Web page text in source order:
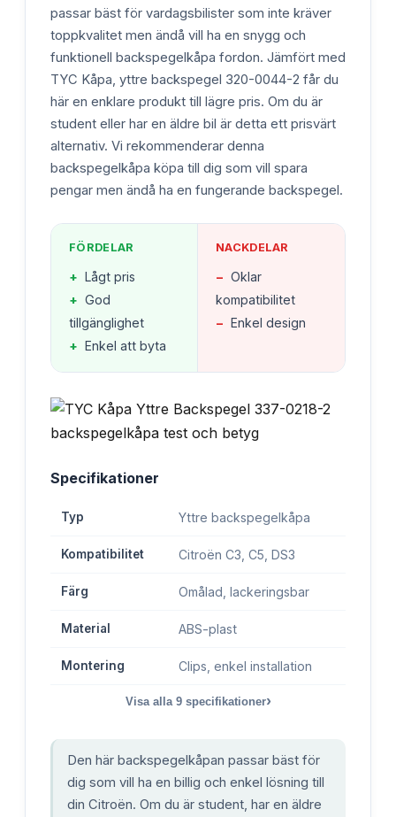
passar bäst för vardagsbilister som inte kräver
toppkvalitet men ändå vill ha en snygg och
funktionell backspegelkåpa fordon. Jämfört med
TYC Kåpa, yttre backspegel 320-0044-2 får du
här en enklare produkt till lägre pris. Om du är
student eller har en äldre bil är detta ett prisvärt
alternativ. Vi rekommenderar denna
backspegelkåpa köpa till dig som vill spara
pengar men ändå ha en fungerande backspegel.
FÖRDELAR
+ Lågt pris
+ God
tillgänglighet
+ Enkel att byta
NACKDELAR
− Oklar
kompatibilitet
− Enkel design
Specifikationer
Typ Yttre backspegelkåpa
Kompatibilitet Citroën C3, C5, DS3
Färg Omålad, lackeringsbar
Material ABS-plast
Montering Clips, enkel installation
Visa alla 9specifikationer›
Den här backspegelkåpan passar bäst för
dig som vill ha en billig och enkel lösning till
din Citroën. Om du är student, har en äldre